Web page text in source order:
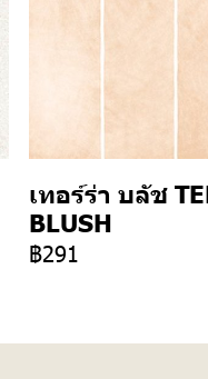
เทอร์ร่า บลัช
BLUSH
฿291